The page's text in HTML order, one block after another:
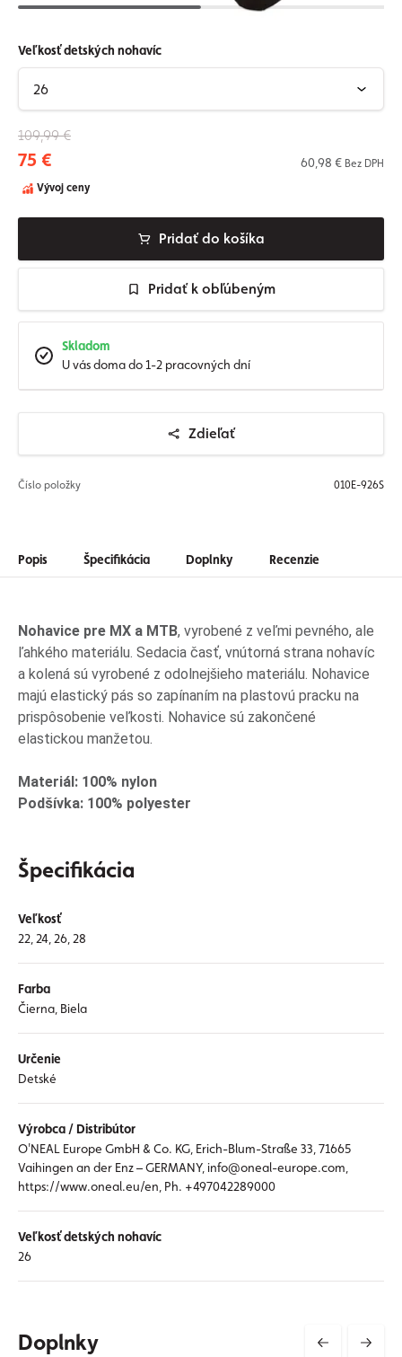
Veľkosť detských nohavíc
109,99 €
75 € 60,98 € Bez DPH
Vývoj ceny
Pridať do košíka
Pridať k obľúbeným
Skladom
U vás doma do 1-2 pracovných dní
Zdieľať
Číslo položky 010E-926S
Popis Špecifikácia Doplnky Recenzie
Nohavice pre MX a MTB, vyrobené z veľmi pevného, ale
ľahkého materiálu. Sedacia časť, vnútorná strana nohavíc
a kolená sú vyrobené z odolnejšieho materiálu. Nohavice
majú elastický pás so zapínaním na plastovú pracku na
prispôsobenie veľkosti. Nohavice sú zakončené
elastickou manžetou.
Materiál: 100% nylon
Podšívka: 100% polyester
Špecifikácia
Veľkosť
22, 24, 26, 28
Farba
Čierna, Biela
Určenie
Detské
Výrobca / Distribútor
O'NEAL Europe GmbH & Co. KG, Erich-Blum-Straße 33, 71665
Vaihingen an der Enz – GERMANY, info@oneal-europe.com,
https://www.oneal.eu/en, Ph. +497042289000
Veľkosť detských nohavíc
26
Doplnky